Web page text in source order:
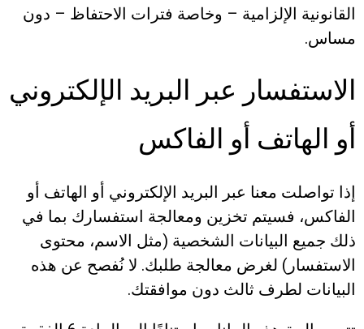
القانونية الإلزامية – وخاصة فترات الاحتفاظ – دون
مساس.
الاستفسار عبر البريد الإلكتروني
أو الهاتف أو الفاكس
إذا تواصلت معنا عبر البريد الإلكتروني أو الهاتف أو
الفاكس، فسيتم تخزين ومعالجة استفسارك بما في
ذلك جميع البيانات الشخصية (مثل الاسم، محتوى
الاستفسار) لغرض معالجة طلبك. لا نُفصح عن هذه
البيانات لطرف ثالث دون موافقتك.